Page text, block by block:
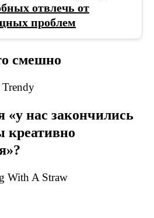
отвлечь от
проблем
смешно
«у нас закончились
креативно